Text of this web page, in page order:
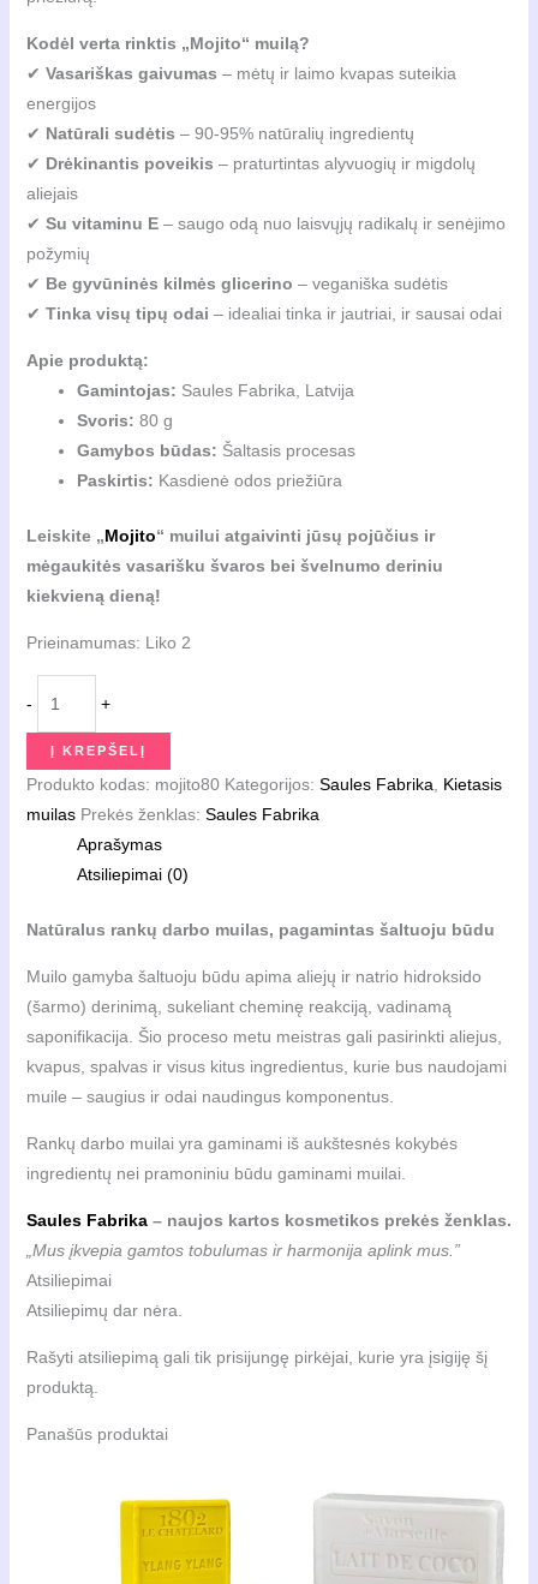
Kodėl verta rinktis „Mojito“ muilą?
✔ Vasariškas gaivumas – mėtų ir laimo kvapas suteikia
energijos
✔ Natūrali sudėtis – 90-95% natūralių ingredientų
✔ Drėkinantis poveikis – praturtintas alyvuogių ir migdolų
aliejais
✔ Su vitaminu E– saugo odą nuo laisvųjų radikalų ir senėjimo
požymių
✔ Be gyvūninės kilmės glicerino – veganiška sudėtis
✔ Tinka visų tipų odai – idealiai tinka ir jautriai, ir sausai odai
Apie produktą:
Gamintojas: Saules Fabrika, Latvija
Svoris: 80 g
Gamybos būdas: Šaltasis procesas
Paskirtis: Kasdienė odos priežiūra
Leiskite „Mojito“ muilui atgaivinti jūsų pojūčius ir
mėgaukitės vasarišku švaros bei švelnumo deriniu
kiekvieną dieną!
Prieinamumas: Liko 2
-
Rankų
darbo
muilas
Mojito,
Saules
80
+
Į KREPŠELĮ
Produkto kodas: mojito80 Kategorijos: Saules Fabrika, Kietasis
muilas Prekės ženklas: Saules Fabrika
Aprašymas
Atsiliepimai (0)
Natūralus rankų darbo muilas, pagamintas šaltuoju būdu
Muilo gamyba šaltuoju būdu apima aliejų ir natrio hidroksido
(šarmo) derinimą, sukeliant cheminę reakciją, vadinamą
saponifikacija. Šio proceso metu meistras gali pasirinkti aliejus,
kvapus, spalvas ir visus kitus ingredientus, kurie bus naudojami
muile – saugius ir odai naudingus komponentus.
Rankų darbo muilai yra gaminami iš aukštesnės kokybės
ingredientų nei pramoniniu būdu gaminami muilai.
Saules Fabrika– naujos kartos kosmetikos prekės ženklas.
„Mus įkvepia gamtos tobulumas ir harmonija aplink mus.”
Atsiliepimai
Atsiliepimų dar nėra.
Rašyti atsiliepimą gali tik prisijungę pirkėjai, kurie yra įsigiję šį
produktą.
Panašūs produktai